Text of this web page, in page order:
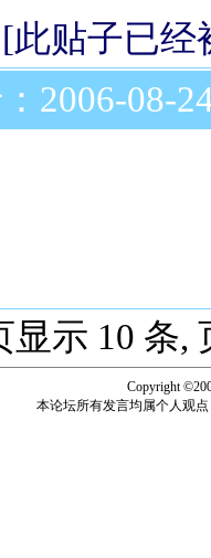
[此贴子已经
2006-08-
显示 10 条,
Copyright
本论坛所有发言均属个人观